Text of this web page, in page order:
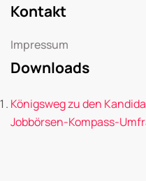
Kontakt
Impressum
Downloads
Königsweg zu den
Jobbörsen-Kompass-